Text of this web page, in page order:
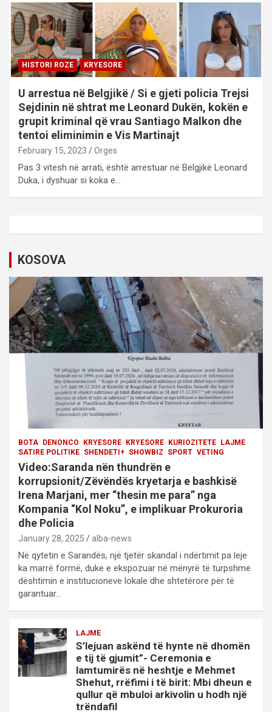
HISTORI ROZE KRYESORE
U arrestua në Belgjikë / Si e gjeti policia Trejsi
Sejdinin në shtrat me Leonard Dukën, kokën e
grupit kriminal që vrau Santiago Malkon dhe
tentoi eliminimin e Vis Martinajt
February 15, 2023 Orges
Pas 3 vitesh në arrati, është arrestuar në Belgjikë Leonard
Duka, i dyshuar si koka e…
KOSOVA
BOTA DENONCO KRYESORE KRYESORE KURIOZITETE
LAJME
SATIRE POLITIKE SHENDETI+ SHOWBIZ SPORT VETING
Video:Saranda nën thundrën e
korrupsionit/Zëvëndës kryetarja e bashkisë
Irena Marjani, mer “thesin me para” nga
Kompania “Kol Noku”, e implikuar Prokuroria
dhe Policia
January 28, 2025 alba-news
Në qytetin e Sarandës, një tjetër skandal i ndërtimit pa leje
ka marrë formë, duke e ekspozuar në mënyrë të turpshme
dështimin e institucioneve lokale dhe shtetërore për të
garantuar…
LAJME
S’lejuan askënd të hynte në dhomën
e tij të gjumit”- Ceremonia e
lamtumirës në heshtje e Mehmet
Shehut, rrëfimi i të birit: Mbi dheun e
qullur që mbuloi arkivolin u hodh një
trëndafil